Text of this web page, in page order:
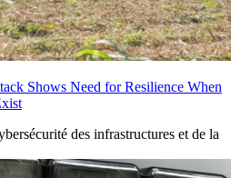
Shows Need for Resilience When
des infrastructures et de la